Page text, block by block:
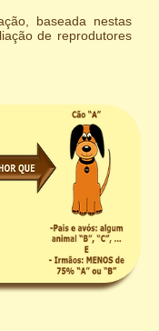
baseada nestas
de reprodutores